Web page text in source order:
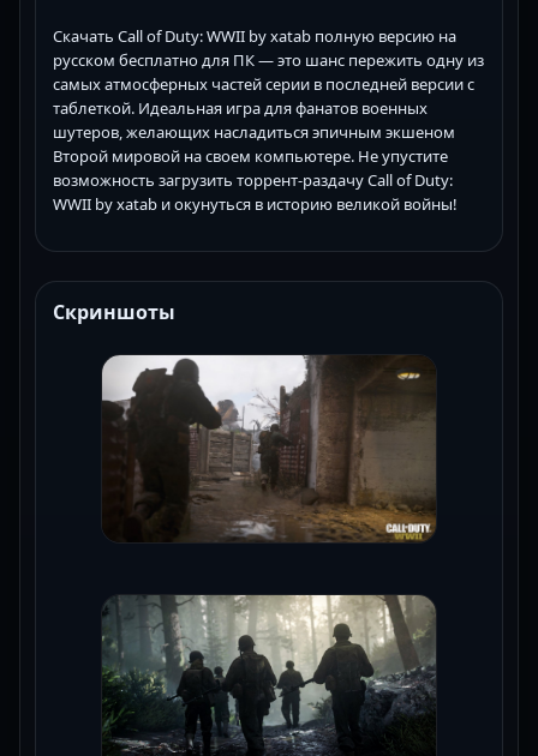
Скачать Call of Duty: WWII by xatab полную версию на
русском бесплатно для ПК — это шанс пережить одну из
самых атмосферных частей серии в последней версии с
таблеткой. Идеальная игра для фанатов военных
шутеров, желающих насладиться эпичным экшеном
Второй мировой на своем компьютере. Не упустите
возможность загрузить торрент-раздачу Call of Duty:
WWII by xatab и окунуться в историю великой войны!
Скриншоты